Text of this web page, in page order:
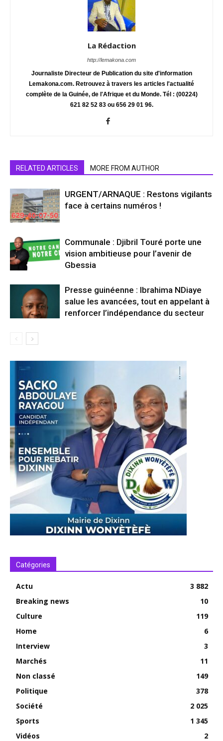
La Rédaction
http://lemakona.com
Journaliste Directeur de Publication du site d'information
Lemakona.com. Retrouvez à travers les articles l'actualité
complète de la Guinée, de l'Afrique et du Monde. Tél : (00224)
621 82 52 83 ou 656 29 01 96.
RELATED ARTICLES MORE FROM AUTHOR
URGENT/ARNAQUE : Restons vigilants
face à certains numéros !
Communale : Djibril Touré porte une
vision ambitieuse pour l’avenir de
Gbessia
Presse guinéenne : Ibrahima NDiaye
salue les avancées, tout en appelant à
renforcer l’indépendance du secteur
Catégories
Actu
3 882
Breaking news
10
Culture
119
Home
6
Interview
3
Marchés
11
Non classé
149
Politique
378
Société
2 025
Sports
1 345
Vidéos
2